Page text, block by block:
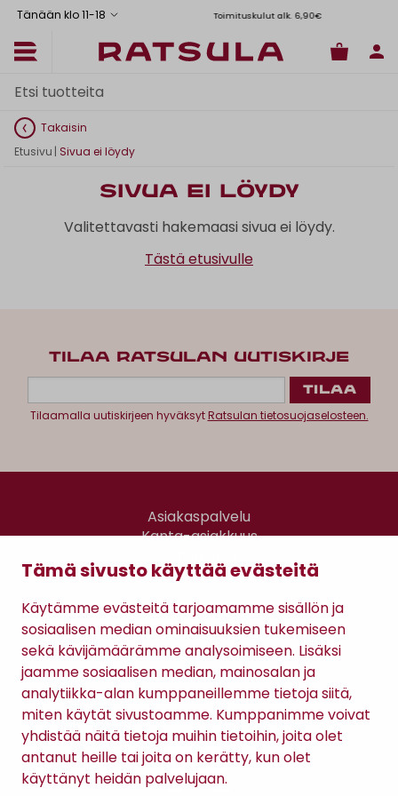
Tämä sivusto käyttää evästeitä
Käytämme evästeitä tarjoamamme sisällön ja
sosiaalisen median ominaisuuksien tukemiseen
sekä kävijämäärämme analysoimiseen. Lisäksi
jaamme sosiaalisen median, mainosalan ja
analytiikka-alan kumppaneillemme tietoja siitä,
miten käytät sivustoamme. Kumppanimme voivat
yhdistää näitä tietoja muihin tietoihin, joita olet
antanut heille tai joita on kerätty, kun olet
käyttänyt heidän palvelujaan.
Tänään klo 11-18 Toimituskulut alk. 6,90€
Takaisin
Etusivu | Sivua ei löydy
Sivua ei löydy
Valitettavasti hakemaasi sivua ei löydy.
Tästä etusivulle
TILAA RATSULAN UUTISKIRJE
Tilaamalla uutiskirjeen hyväksytRatsulan tietosuojaselosteen.
Asiakaspalvelu
Kanta-asiakkuus
Gomee Ratsula Café
Sopimusehdot
Tietosuojaseloste
Maksutavat